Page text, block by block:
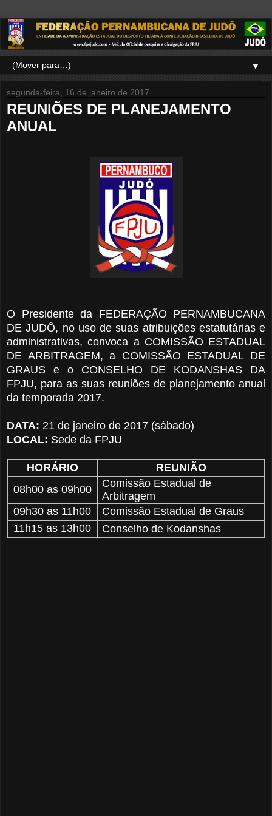
▼
segunda-feira, 16 de janeiro de 2017
REUNIÕES DE PLANEJAMENTO
ANUAL
O Presidente da FEDERAÇÃO PERNAMBUCANA
DE JUDÔ, no uso de suas atribuições estatutárias e
administrativas, convoca a COMISSÃO ESTADUAL
DE ARBITRAGEM, a COMISSÃO ESTADUAL DE
GRAUS e o CONSELHO DE KODANSHAS DA
FPJU, para as suas reuniões de planejamento anual
da temporada 2017.
DATA: 21 de janeiro de 2017 (sábado)
LOCAL: Sede da FPJU
HORÁRIO
REUNIÃO
08h00 as 09h00
Comissão Estadual de
Arbitragem
09h30 as 11h00
Comissão Estadual de Graus
11h15 as 13h00
Conselho de Kodanshas